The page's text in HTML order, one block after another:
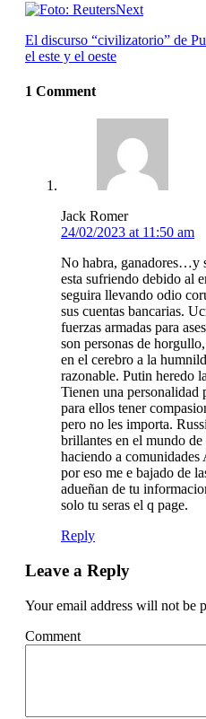
Next
El discurso “civilizatorio” de
el este y el oeste
1 Comment
Jack Romer
24/02/2023 at 11:50 am
No habra, ganadores…y
esta sufriendo debido al
seguira llevando odio
sus cuentas bancarias.
fuerzas armadas para
son personas de
en el cerebro a la
razonable. Putin heredo
Tienen una personalidad
para ellos tener
pero no les importa.
brillantes en el mundo
haciendo a
por eso me e bajado de
adueñan de tu
solo tu seras el q page.
Reply
Leave a Reply
Your email address will not be
Comment